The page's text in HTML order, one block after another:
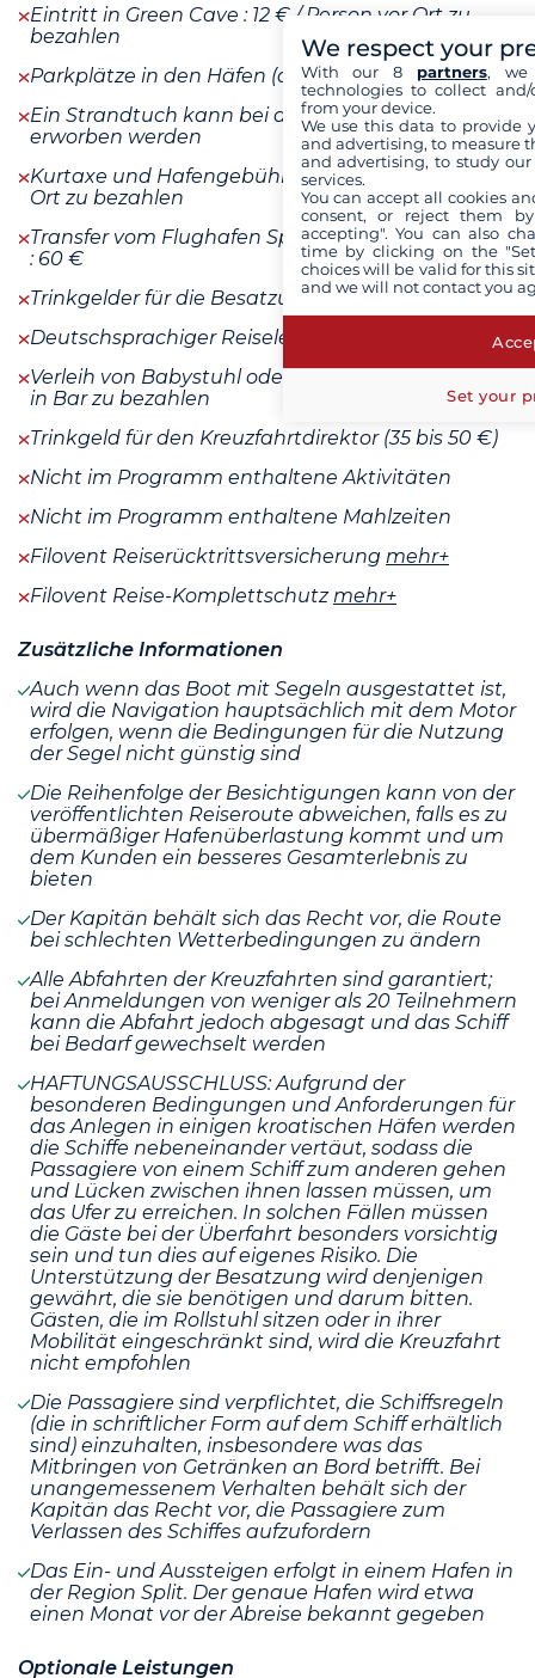
Eintritt in Green Cave : 12 € / Person vor Ort zu
bezahlen
Parkplätze in den Häfen (ab) : 120 €
Ein Strandtuch kann bei der Ankunft für 12 Euro
erworben werden
Kurtaxe und Hafengebühren : 60 € / Person vor
Ort zu bezahlen
Transfer vom Flughafen Split zum Hafen von Split
: 60 €
Trinkgelder für die Besatzung : 100 € / Person
Deutschsprachiger Reiseleiter
Verleih von Babystuhl oder Babybett : 50 € vor Ort
in Bar zu bezahlen
Trinkgeld für den Kreuzfahrtdirektor (35 bis 50 €)
Nicht im Programm enthaltene Aktivitäten
Nicht im Programm enthaltene Mahlzeiten
Filovent Reiserücktrittsversicherung mehr+
Filovent Reise-Komplettschutzmehr+
Zusätzliche Informationen
Auch wenn das Boot mit Segeln ausgestattet ist,
wird die Navigation hauptsächlich mit dem Motor
erfolgen, wenn die Bedingungen für die Nutzung
der Segel nicht günstig sind
Die Reihenfolge der Besichtigungen kann von der
veröffentlichten Reiseroute abweichen, falls es zu
übermäßiger Hafenüberlastung kommt und um
dem Kunden ein besseres Gesamterlebnis zu
bieten
Der Kapitän behält sich das Recht vor, die Route
bei schlechten Wetterbedingungen zu ändern
Alle Abfahrten der Kreuzfahrten sind garantiert;
bei Anmeldungen von weniger als 20 Teilnehmern
kann die Abfahrt jedoch abgesagt und das Schiff
bei Bedarf gewechselt werden
HAFTUNGSAUSSCHLUSS: Aufgrund der
besonderen Bedingungen und Anforderungen für
das Anlegen in einigen kroatischen Häfen werden
die Schiffe nebeneinander vertäut, sodass die
Passagiere von einem Schiff zum anderen gehen
und Lücken zwischen ihnen lassen müssen, um
das Ufer zu erreichen. In solchen Fällen müssen
die Gäste bei der Überfahrt besonders vorsichtig
sein und tun dies auf eigenes Risiko. Die
Unterstützung der Besatzung wird denjenigen
gewährt, die sie benötigen und darum bitten.
Gästen, die im Rollstuhl sitzen oder in ihrer
Mobilität eingeschränkt sind, wird die Kreuzfahrt
nicht empfohlen
Die Passagiere sind verpflichtet, die Schiffsregeln
(die in schriftlicher Form auf dem Schiff erhältlich
sind) einzuhalten, insbesondere was das
Mitbringen von Getränken an Bord betrifft. Bei
unangemessenem Verhalten behält sich der
Kapitän das Recht vor, die Passagiere zum
Verlassen des Schiffes aufzufordern
Das Ein- und Aussteigen erfolgt in einem Hafen in
der Region Split. Der genaue Hafen wird etwa
einen Monat vor der Abreise bekannt gegeben
Optionale Leistungen
We respect your
With our 8 partners, we
technologies to collect
from your device.
We use this data to provide
and advertising, to measure
and advertising, to study
services.
You can accept all cookies
consent, or reject them
accepting". You can also
time by clicking on the
choices will be valid for this
and we will not contact you
Set your